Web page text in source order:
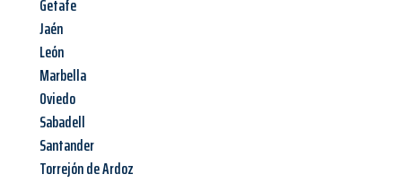
Getafe
Jaén
León
Marbella
Oviedo
Sabadell
Santander
Torrejón de Ardoz